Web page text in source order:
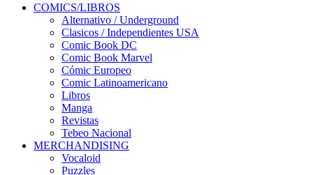
COMICS/LIBROS
Alternativo / Underground
Clasicos / Independientes USA
Comic Book DC
Comic Book Marvel
Cómic Europeo
Comic Latinoamericano
Libros
Manga
Revistas
Tebeo Nacional
MERCHANDISING
Vocaloid
Puzzles